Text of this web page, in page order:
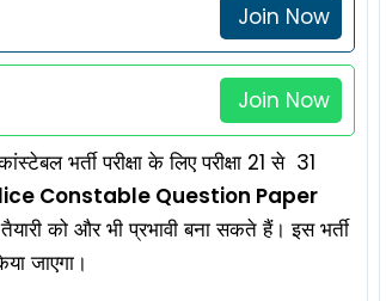
Join Now
Join Now
भर्ती परीक्षा के लिए परीक्षा 21 से 31
Constable Question Paper
को और भी प्रभावी बना सकते हैं। इस भर्ती
जाएगा।